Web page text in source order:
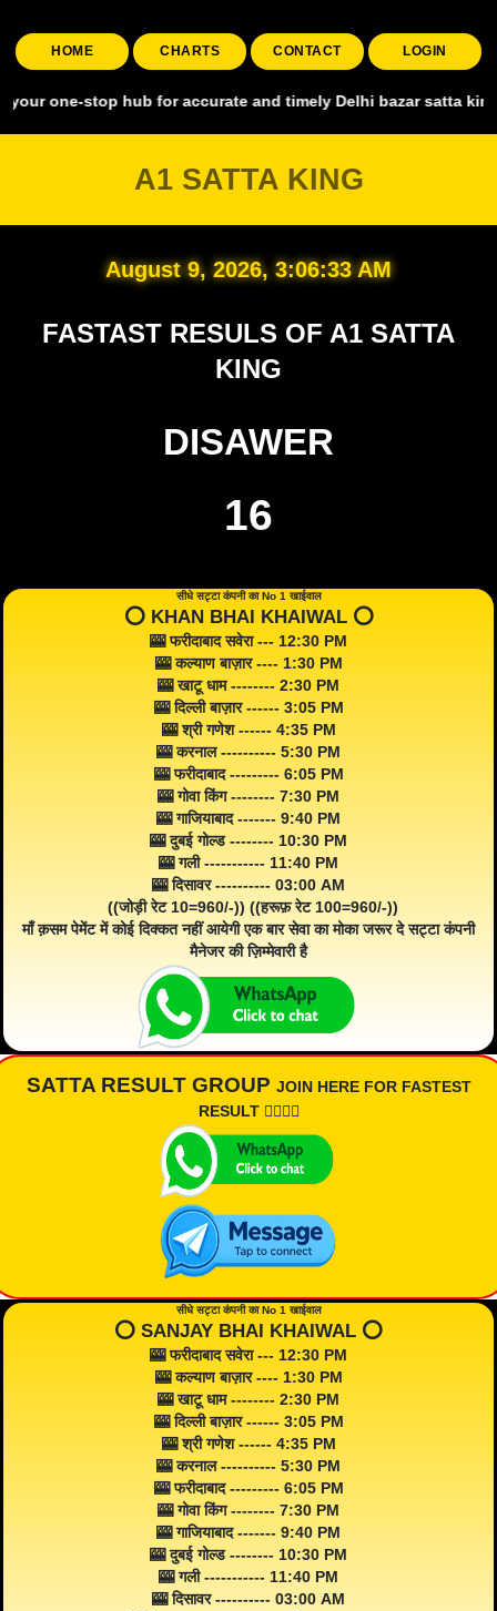
HOME CHARTS CONTACT LOGIN
hub for accurate and timely Delhi bazar satta king,
A1 SATTA KING
August 9, 2026, 3:06:34 AM
FASTAST RESULS OF A1 SATTA
KING
DISAWER
16
सीधे सट्टा कंपनी का No 1 खाईवाल
⭕️ KHAN BHAI KHAIWAL ⭕️
🎰 फरीदाबाद सवेरा --- 12:30 PM
🎰 कल्याण बाज़ार ---- 1:30 PM
🎰 खाटू धाम -------- 2:30 PM
🎰 दिल्ली बाज़ार ------ 3:05 PM
🎰 श्री गणेश ------ 4:35 PM
🎰 करनाल ---------- 5:30 PM
🎰 फरीदाबाद --------- 6:05 PM
🎰 गोवा किंग -------- 7:30 PM
🎰 गाजियाबाद ------- 9:40 PM
🎰 दुबई गोल्ड -------- 10:30 PM
🎰 गली ----------- 11:40 PM
🎰 दिसावर ---------- 03:00 AM
((जोड़ी रेट 10=960/-)) ((हरूफ़ रेट 100=960/-))
माँ क़सम पेमेंट में कोई दिक्कत नहीं आयेगी एक बार सेवा का मोका जरूर दे सट्टा कंपनी
मैनेजर की ज़िम्मेवारी है
SATTA RESULT GROUP JOIN HERE FOR FASTEST
RESULT 👇🏾👇🏾
सीधे सट्टा कंपनी का No 1 खाईवाल
⭕️ SANJAY BHAI KHAIWAL ⭕️
🎰 फरीदाबाद सवेरा --- 12:30 PM
🎰 कल्याण बाज़ार ---- 1:30 PM
🎰 खाटू धाम -------- 2:30 PM
🎰 दिल्ली बाज़ार ------ 3:05 PM
🎰 श्री गणेश ------ 4:35 PM
🎰 करनाल ---------- 5:30 PM
🎰 फरीदाबाद --------- 6:05 PM
🎰 गोवा किंग -------- 7:30 PM
🎰 गाजियाबाद ------- 9:40 PM
🎰 दुबई गोल्ड -------- 10:30 PM
🎰 गली ----------- 11:40 PM
🎰 दिसावर ---------- 03:00 AM